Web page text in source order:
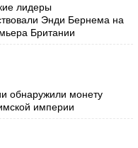
лидеры
Энди Бернема на
Британии
обнаружили монету
империи